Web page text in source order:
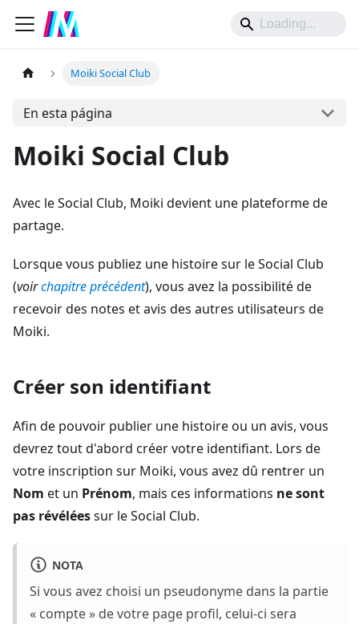
Moiki Social Club
En esta página
Moiki Social Club
Avec le Social Club, Moiki devient une plateforme de
partage.
Lorsque vous publiez une histoire sur le Social Club
(voirchapitre précédent), vous avez la possibilité de
recevoir des notes et avis des autres utilisateurs de
Moiki.
Créer son identifiant
Afin de pouvoir publier une histoire ou un avis, vous
devrez tout d'abord créer votre identifiant. Lors de
votre inscription sur Moiki, vous avez dû rentrer un
Nom et un Prénom, mais ces informations ne sont
pas révéléessur le Social Club.
NOTA
Si vous avez choisi un pseudonyme dans la partie
« compte » de votre page profil, celui-ci sera